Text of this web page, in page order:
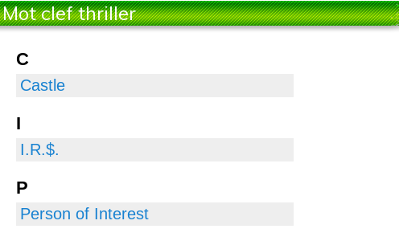
Mot clef thriller
C
Castle
I
I.R.$.
P
Person of Interest